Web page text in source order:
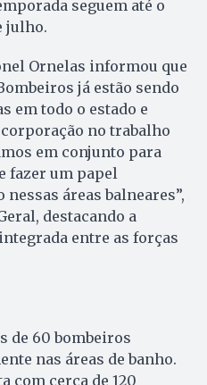
seguem até o
julho.
Ornelas informou que
já estão sendo
em todo o estado e
no trabalho
em conjunto para
fazer um papel
áreas balneares”,
destacando a
entre as forças
de 60 bombeiros
nas áreas de banho.
com cerca de 120